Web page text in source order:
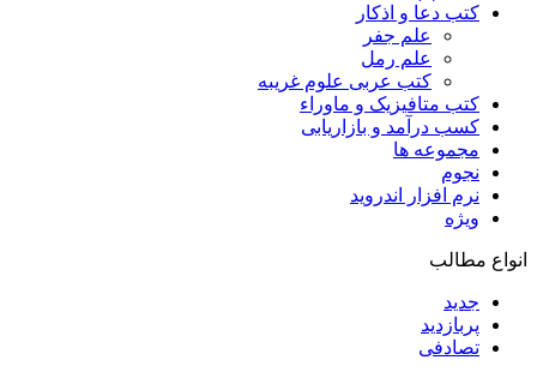
کتب دعا و اذکار
علم جفر
علم رمل
کتب عربی علوم غریبه
کتب متافیزیک و ماوراء
کسب درآمد و بازاریابی
مجموعه ها
نجوم
نرم افزار اندروید
ویژه
انواع مطالب
جدید
پربازدید
تصادفی